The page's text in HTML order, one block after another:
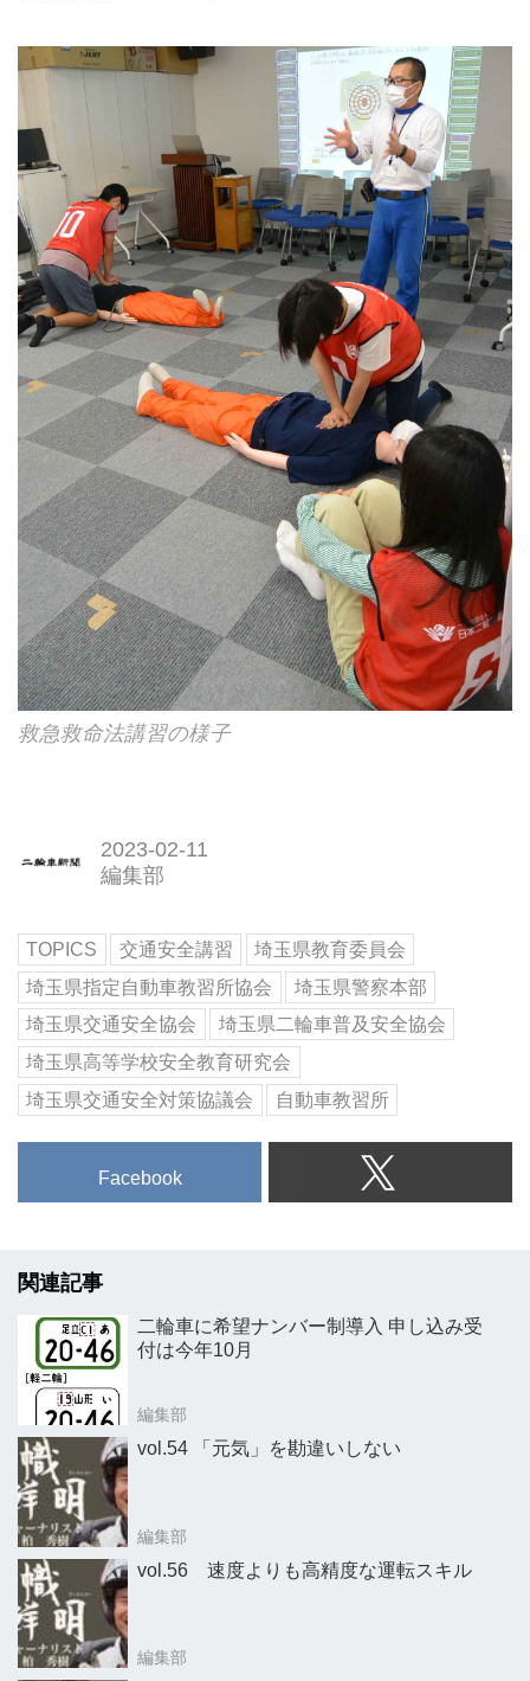
救急救命法講習の様子
2023-02-11
編集部
TOPICS 交通安全講習
埼玉県教育委員会
埼玉県指定自動車教習所協会
埼玉県警察本部
埼玉県交通安全協会
埼玉県二輪車普及安全協会
埼玉県高等学校安全教育研究会
埼玉県交通安全対策協議会
自動車教習所
Facebook
関連記事
二輪車に希望ナンバー制導入 申し込み受
付は今年10月
編集部
vol.54 「元気」を勘違いしない
編集部
vol.56 速度よりも高精度な運転スキル
編集部